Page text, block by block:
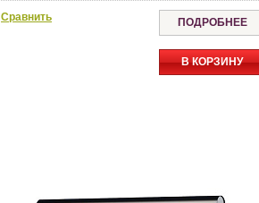
Сравнить ПОДРОБНЕЕ
В КОРЗИНУ